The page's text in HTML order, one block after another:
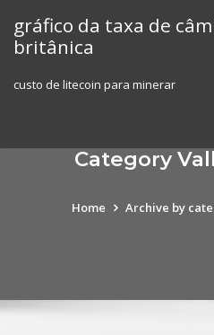
content
gráfico da taxa de
britânica
custo de litecoin para minerar
Category
Home Archive by